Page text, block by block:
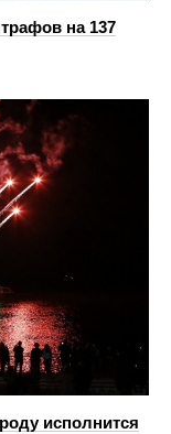
на 137
исполнится